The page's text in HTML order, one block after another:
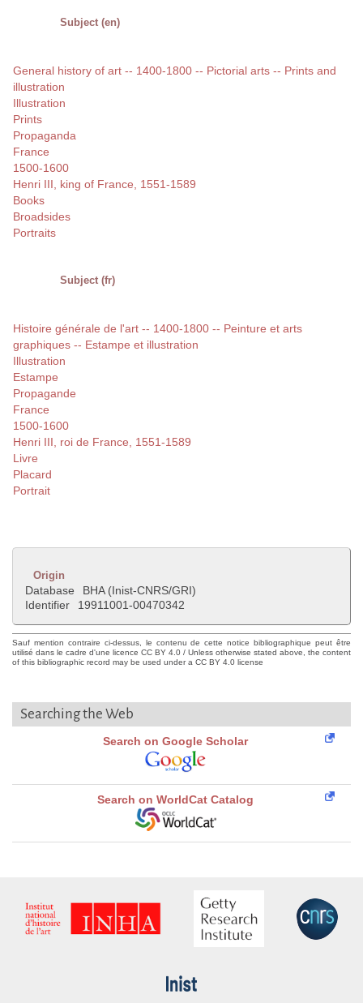
Subject (en)
General history of art -- 1400-1800 -- Pictorial arts -- Prints and
illustration
Illustration
Prints
Propaganda
France
1500-1600
Henri III, king of France, 1551-1589
Books
Broadsides
Portraits
Subject (fr)
Histoire générale de l'art -- 1400-1800 -- Peinture et arts
graphiques -- Estampe et illustration
Illustration
Estampe
Propagande
France
1500-1600
Henri III, roi de France, 1551-1589
Livre
Placard
Portrait
Origin
Database
BHA (Inist-CNRS/GRI)
Identifier
19911001-00470342
Sauf mention contraire ci-dessus, le contenu de cette notice bibliographique peut être
utilisé dans le cadre d'une licence CC BY 4.0 / Unless otherwise stated above, the content
of this bibliographic record may be used under a CC BY 4.0 license
Searching the Web
Search on Google Scholar
Search on WorldCat Catalog